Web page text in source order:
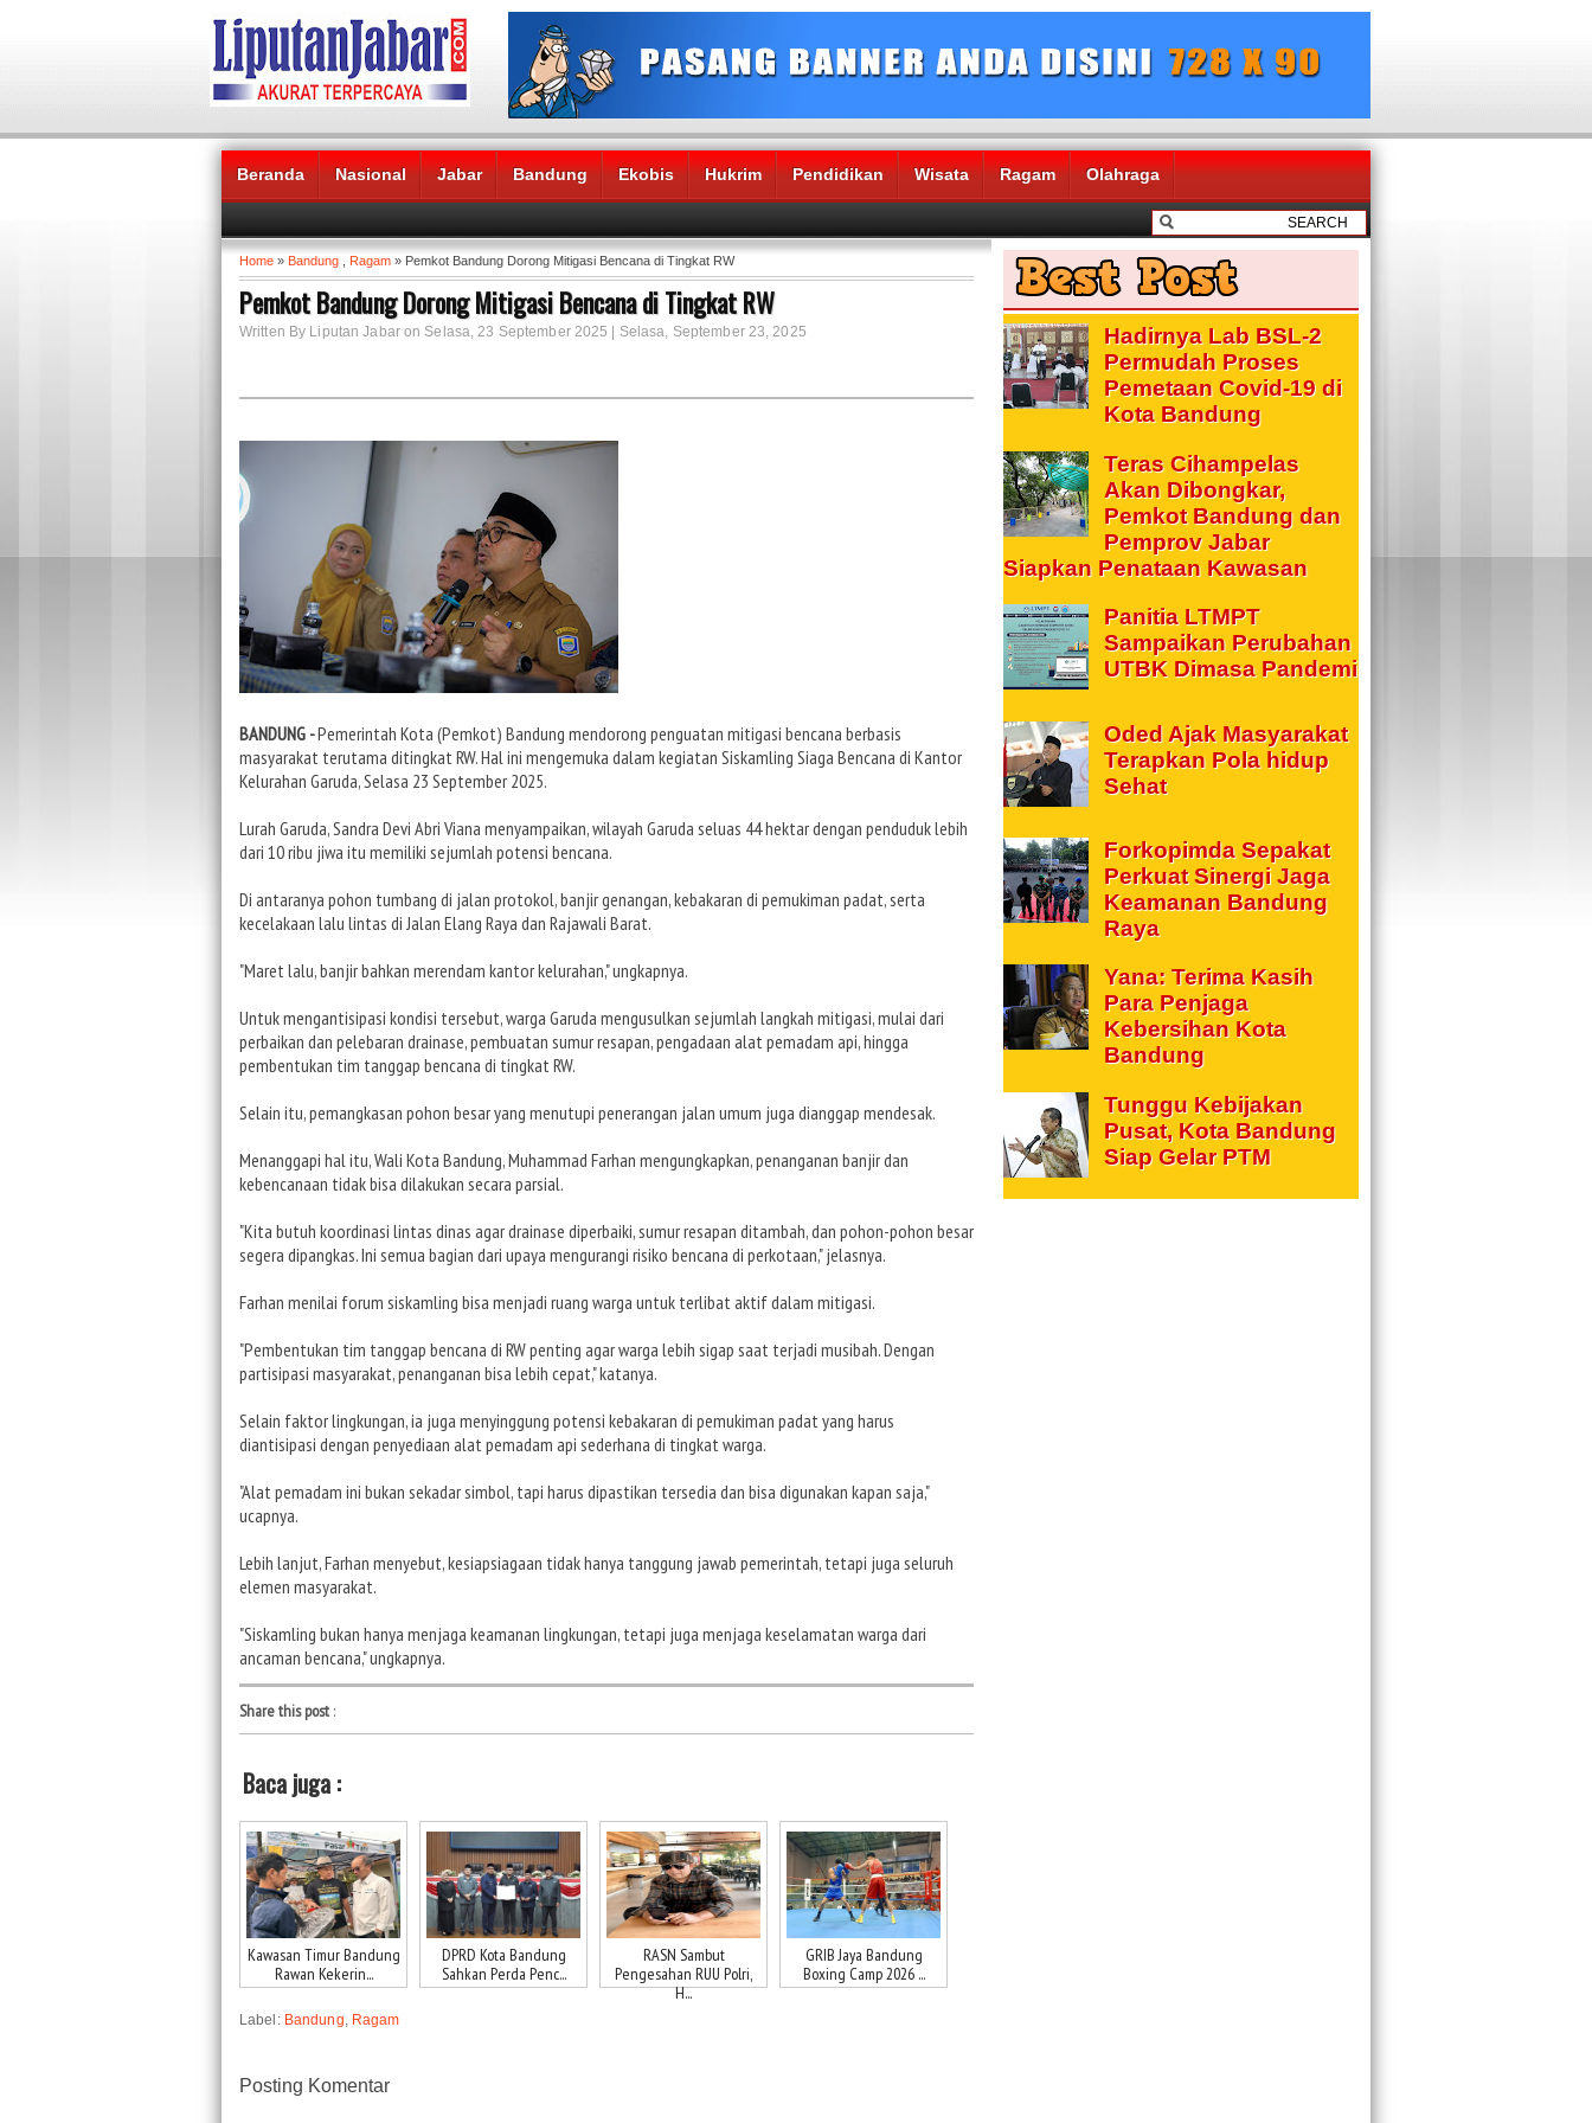
Beranda Nasional Jabar Bandung Ekobis Hukrim Pendidikan Wisata Ragam Olahraga
Headlines News :
Home » Bandung Ragam » Pemkot Bandung Dorong Mitigasi Bencana di Tingkat RW
Pemkot Bandung Dorong Mitigasi Bencana di Tingkat RW
Written By Liputan Jabar on Selasa, 23 September 2025 | Selasa, September 23, 2025
BANDUNG -Pemerintah Kota (Pemkot) Bandung mendorong penguatan mitigasi bencana berbasis
masyarakat terutama ditingkat RW. Hal ini mengemuka dalam kegiatan Siskamling Siaga Bencana di Kantor
Kelurahan Garuda, Selasa 23 September 2025.
Lurah Garuda, Sandra Devi Abri Viana menyampaikan, wilayah Garuda seluas 44 hektar dengan penduduk lebih
dari 10 ribu jiwa itu memiliki sejumlah potensi bencana.
Di antaranya pohon tumbang di jalan protokol, banjir genangan, kebakaran di pemukiman padat, serta
kecelakaan lalu lintas di Jalan Elang Raya dan Rajawali Barat.
"Maret lalu, banjir bahkan merendam kantor kelurahan," ungkapnya.
Untuk mengantisipasi kondisi tersebut, warga Garuda mengusulkan sejumlah langkah mitigasi, mulai dari
perbaikan dan pelebaran drainase, pembuatan sumur resapan, pengadaan alat pemadam api, hingga
pembentukan tim tanggap bencana di tingkat RW.
Selain itu, pemangkasan pohon besar yang menutupi penerangan jalan umum juga dianggap mendesak.
Menanggapi hal itu, Wali Kota Bandung, Muhammad Farhan mengungkapkan, penanganan banjir dan
kebencanaan tidak bisa dilakukan secara parsial.
"Kita butuh koordinasi lintas dinas agar drainase diperbaiki, sumur resapan ditambah, dan pohon-pohon besar
segera dipangkas. Ini semua bagian dari upaya mengurangi risiko bencana di perkotaan," jelasnya.
Farhan menilai forum siskamling bisa menjadi ruang warga untuk terlibat aktif dalam mitigasi.
"Pembentukan tim tanggap bencana di RW penting agar warga lebih sigap saat terjadi musibah. Dengan
partisipasi masyarakat, penanganan bisa lebih cepat," katanya.
Selain faktor lingkungan, ia juga menyinggung potensi kebakaran di pemukiman padat yang harus
diantisipasi dengan penyediaan alat pemadam api sederhana di tingkat warga.
"Alat pemadam ini bukan sekadar simbol, tapi harus dipastikan tersedia dan bisa digunakan kapan saja,"
ucapnya.
Lebih lanjut, Farhan menyebut, kesiapsiagaan tidak hanya tanggung jawab pemerintah, tetapi juga seluruh
elemen masyarakat.
"Siskamling bukan hanya menjaga keamanan lingkungan, tetapi juga menjaga keselamatan warga dari
ancaman bencana," ungkapnya.
Share this post:
Baca juga :
Kawasan Timur Bandung
Rawan Kekerin...
DPRD Kota Bandung
Sahkan Perda Penc...
RASN Sambut
Pengesahan RUU Polri,
H...
GRIB Jaya Bandung
Boxing Camp 2026 ...
Label: Bandung Ragam
Posting Komentar
Hadirnya Lab BSL-2
Permudah Proses
Pemetaan Covid-19 di
Kota Bandung
Teras Cihampelas
Akan Dibongkar,
Pemkot Bandung dan
Pemprov Jabar
Siapkan Penataan Kawasan
Panitia LTMPT
Sampaikan Perubahan
UTBK Dimasa Pandemi
Oded Ajak Masyarakat
Terapkan Pola hidup
Sehat
Forkopimda Sepakat
Perkuat Sinergi Jaga
Keamanan Bandung
Raya
Yana: Terima Kasih
Para Penjaga
Kebersihan Kota
Bandung
Tunggu Kebijakan
Pusat, Kota Bandung
Siap Gelar PTM